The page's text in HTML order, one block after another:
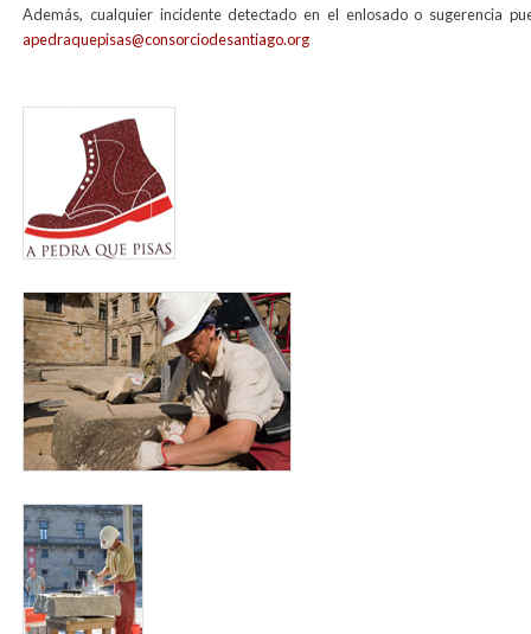
Además, cualquier incidente detectado en el enlosado o sugerencia
apedraquepisas@consorciodesantiago.org
banner_web_a_pedra_que_pisas.jpg
foto_mantemento_lousados_2012_web.jpg
foro_canteiros_obradoiro_2012_para_web.jpg